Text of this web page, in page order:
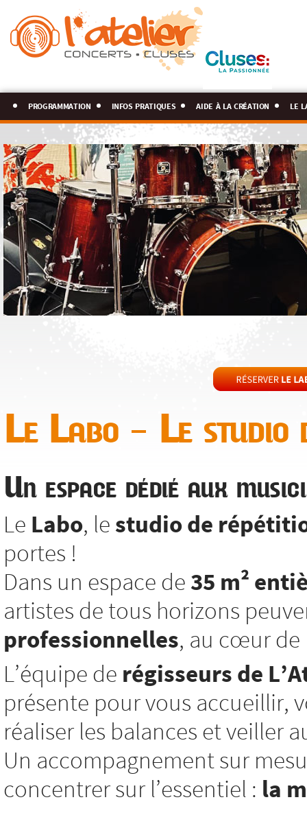
programmation infos pratiques aide à la création le
Le Labo – Le studio
Un espace dédié aux
Le Labo, le studio de
portes !
Dans un espace de 35 m²
artistes de tous horizons
professionnelles, au cœur de
L’équipe de régisseurs de
présente pour vous accueillir,
réaliser les balances et veiller
Un accompagnement sur
concentrer sur l’essentiel : la